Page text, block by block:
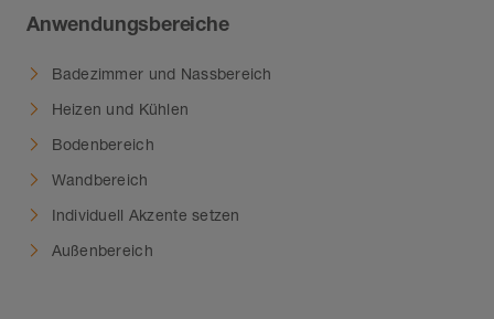
Anwendungsbereiche
Badezimmer und Nassbereich
Heizen und Kühlen
Bodenbereich
Wandbereich
Individuell Akzente setzen
Außenbereich